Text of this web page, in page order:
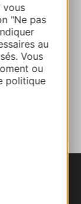
vous
"Ne pas
au
Vous
ou
politique